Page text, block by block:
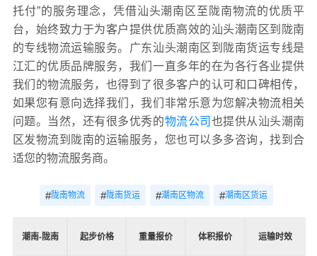
托付”的服务理念，凭借汕头潮南区至陇南物流的优质平
台，始终致力于为客户提供优质高效的汕头潮南区到陇南
的专线物流运输服务。广东汕头潮南区到陇南货运专线是
江汇的优质品牌服务，我们一直多年的在为各行各业提供
我们的物流服务，也得到了很多客户的认可和口碑相传，
如果您有意向选择我们，我们非常乐意为您解决物流相关
问题。当然，还有很多优秀的物流公司 也提供从汕头潮南
区发物流到陇南的运输服务，您也可以多多咨询，找到合
适您的物流服务商。
#陇南物流 #陇南货运 #潮南区物流 #潮南区货运
潮南-陇南 起步价格 重量报价 体积报价 运输时效